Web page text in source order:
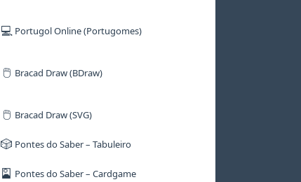
💻 Portugol Online (Portugomes)
🖱️ Bracad Draw (BDraw)
🖱️ Bracad Draw (SVG)
🎲 Pontes do Saber – Tabuleiro
🎴 Pontes do Saber – Cardgame